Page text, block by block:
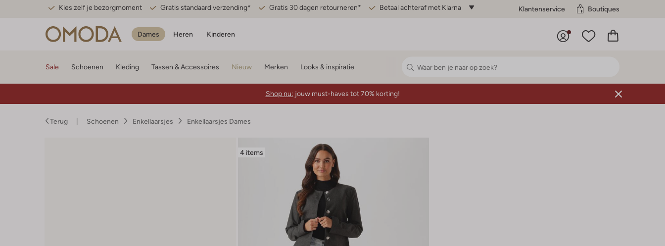
Kies zelf je bezorgmoment Gratis standaard verzending* Gratis 30 dagen retourneren* Betaal achteraf met Klarna Klantenservice Boutiques
Dames Heren Kinderen
Sale Schoenen Kleding Tassen & Accessoires Nieuw Merken Looks & inspiratie
Shop nu: jouw must-haves tot 70% korting!
Terug Schoenen Enkellaarsjes Enkellaarsjes Dames
4 items